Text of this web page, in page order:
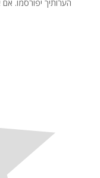
הערותיך יפורסמו.